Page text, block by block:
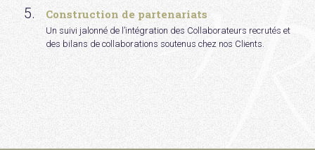
Construction de partenariats
Un suivi jalonné de l’intégration des Collaborateurs recrutés et
des bilans de collaborations soutenus chez nos Clients.